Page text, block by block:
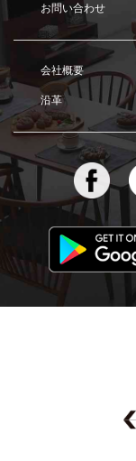
お問い合わせ
会社概要
沿革